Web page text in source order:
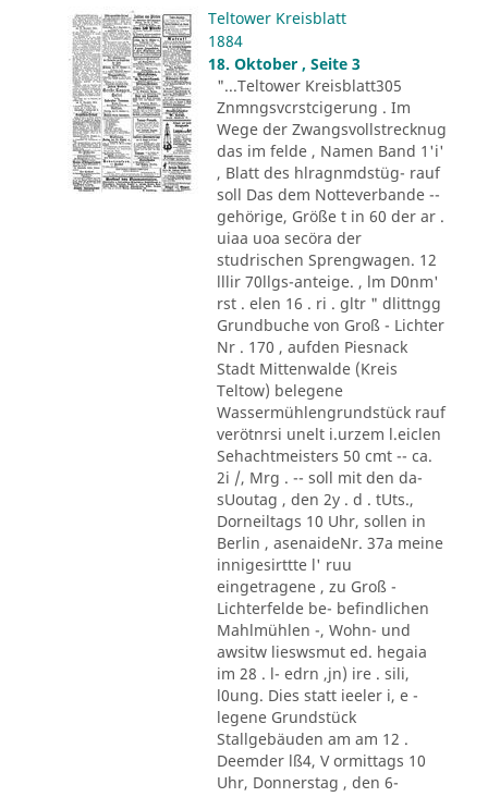
Teltower Kreisblatt
1884
18. Oktober , Seite 3
"...Teltower Kreisblatt305
Znmngsvcrstcigerung . Im
Wege der Zwangsvollstrecknug
das im felde , Namen Band 1'i'
, Blatt des hlragnmdstüg- rauf
soll Das dem Notteverbande --
gehörige, Größe t in 60 der ar .
uiaa uoa secöra der
studrischen Sprengwagen. 12
lllir 70llgs-anteige. , lm D0nm'
rst . elen 16 . ri . gltr " dlittngg
Grundbuche von Groß - Lichter
Nr . 170 , aufden Piesnack
Stadt Mittenwalde (Kreis
Teltow) belegene
Wassermühlengrundstück rauf
verötnrsi unelt i.urzem l.eiclen
Sehachtmeisters 50 cmt -- ca.
2i /, Mrg . -- soll mit den da-
sUoutag , den 2y . d . tUts.,
Dorneiltags 10 Uhr, sollen in
Berlin , asenaideNr. 37a meine
innigesirttte l' ruu
eingetragene , zu Groß -
Lichterfelde be- befindlichen
Mahlmühlen -, Wohn- und
awsitw lieswsmut ed. hegaia
im 28 . l- edrn ,jn) ire . sili,
l0ung. Dies statt ieeler i, e -
legene Grundstück
Stallgebäuden am am 12 .
Deemder lß4, V ormittags 10
Uhr, Donnerstag , den 6-